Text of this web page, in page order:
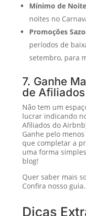
Mínimo de
noites no
Promoções
períodos de
setembro, para
7. Ganhe
de Afiliados
Não tem um
lucrar indicando
Afiliados do
Ganhe pelo
que completar a
uma forma
blog!
Quer saber mais
Confira nosso guia.
Dicas